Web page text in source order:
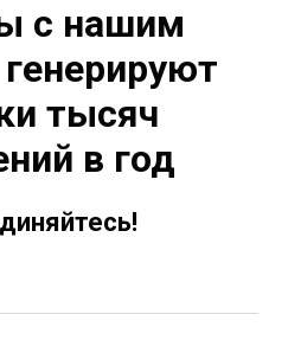
с нашим
тысяч
в год